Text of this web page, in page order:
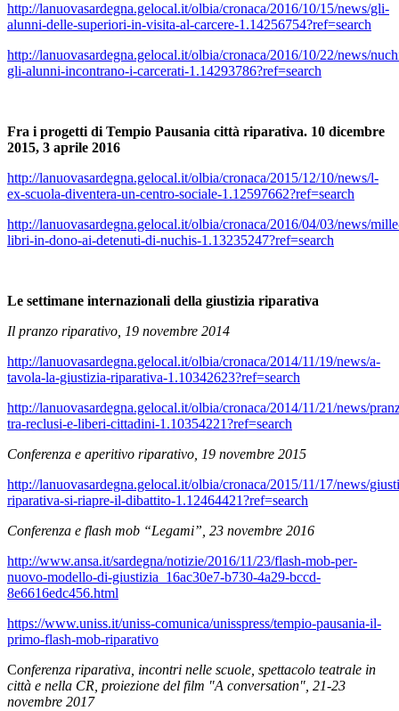
http://lanuovasardegna.gelocal.it/olbia/cronaca/2016/10/15/news/gli-
alunni-delle-superiori-in-visita-al-carcere-1.14256754?ref=search
http://lanuovasardegna.gelocal.it/olbia/cronaca/2016/10/22/news/
gli-alunni-incontrano-i-carcerati-1.14293786?ref=search
Fra i progetti di Tempio Pausania città riparativa. 10 dicembre
2015, 3 aprile 2016
http://lanuovasardegna.gelocal.it/olbia/cronaca/2015/12/10/news/l-
ex-scuola-diventera-un-centro-sociale-1.12597662?ref=search
http://lanuovasardegna.gelocal.it/olbia/cronaca/2016/04/03/news/
libri-in-dono-ai-detenuti-di-nuchis-1.13235247?ref=search
Le settimane internazionali della giustizia riparativa
Il pranzo riparativo, 19 novembre 2014
http://lanuovasardegna.gelocal.it/olbia/cronaca/2014/11/19/news/a-
tavola-la-giustizia-riparativa-1.10342623?ref=search
http://lanuovasardegna.gelocal.it/olbia/cronaca/2014/11/21/news/
tra-reclusi-e-liberi-cittadini-1.10354221?ref=search
Conferenza e aperitivo riparativo, 19 novembre 2015
http://lanuovasardegna.gelocal.it/olbia/cronaca/2015/11/17/news/
riparativa-si-riapre-il-dibattito-1.12464421?ref=search
Conferenza e flash mob “Legami”, 23 novembre 2016
http://www.ansa.it/sardegna/notizie/2016/11/23/flash-mob-per-
nuovo-modello-di-giustizia_16ac30e7-b730-4a29-bccd-
8e6616edc456.html
https://www.uniss.it/uniss-comunica/unisspress/tempio-pausania-il-
primo-flash-mob-riparativo
Conferenza riparativa, incontri nelle scuole, spettacolo teatrale in
città e nella CR, proiezione del film "A conversation", 21-23
novembre 2017